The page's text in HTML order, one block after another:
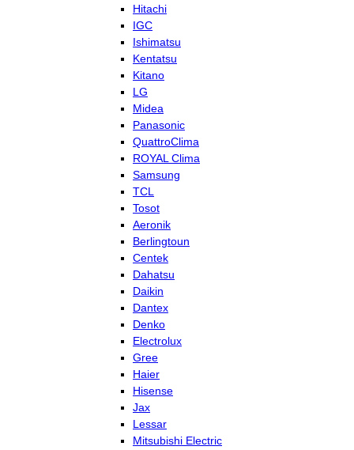
Hitachi
IGC
Ishimatsu
Kentatsu
Kitano
LG
Midea
Panasonic
QuattroClima
ROYAL Clima
Samsung
TCL
Tosot
Aeronik
Berlingtoun
Centek
Dahatsu
Daikin
Dantex
Denko
Electrolux
Gree
Haier
Hisense
Jax
Lessar
Mitsubishi Electric